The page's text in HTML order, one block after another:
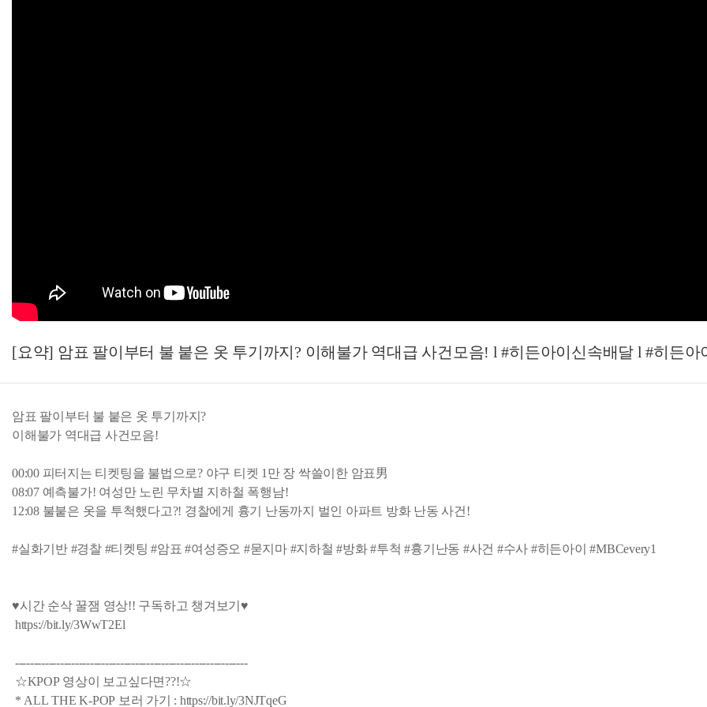
[요약] 암표 팔이부터 불 붙은 옷 투기까지? 이해불가 역대급 사건모음! l #히든아이신속배달 l #히든아
암표 팔이부터 불 붙은 옷 투기까지?
이해불가 역대급 사건모음!
00:00 피터지는 티켓팅을 불법으로? 야구 티켓 1만 장 싹쓸이한 암표男
08:07 예측불가! 여성만 노린 무차별 지하철 폭행남!
12:08 불붙은 옷을 투척했다고?! 경찰에게 흉기 난동까지 벌인 아파트 방화 난동 사건!
#실화기반 #경찰 #티켓팅 #암표 #여성증오 #묻지마 #지하철 #방화 #투척 #흉기난동 #사건 #수사 #히든아이 #MBCevery1
♥시간 순삭 꿀잼 영상!! 구독하고 챙겨보기♥
https://bit.ly/3WwT2El
--------------------------------------------------------------
☆KPOP 영상이 보고싶다면??!☆
* ALL THE K-POP 보러 가기 : https://bit.ly/3NJTqeG